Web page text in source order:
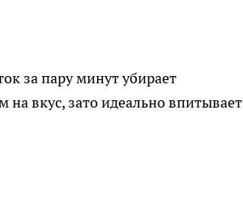
за пару минут убирает
на вкус, зато идеально впитывает